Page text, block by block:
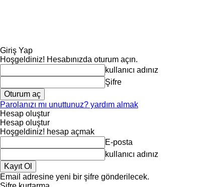
Giriş Yap
Hoşgeldiniz! Hesabınızda oturum açın.
kullanıcı adınız
Şifre
Parolanızı mı unuttunuz? yardım almak
Hesap oluştur
Hesap oluştur
Hoşgeldiniz! hesap açmak
E-posta
kullanıcı adınız
Email adresine yeni bir şifre gönderilecek.